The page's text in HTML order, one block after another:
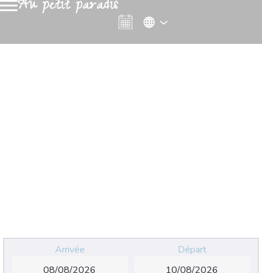
Au petit paradis
Arrivée Départ